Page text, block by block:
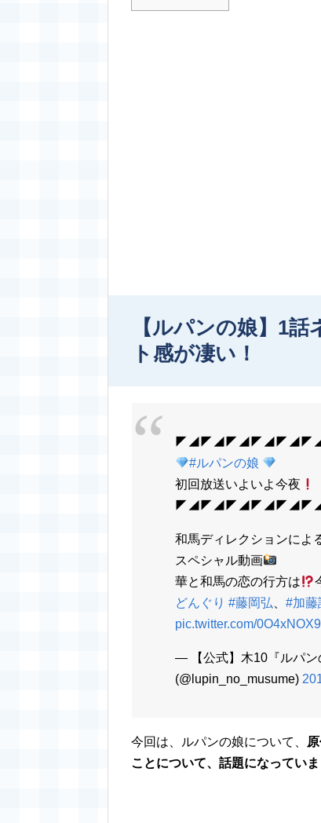
【ルパンの娘】1
ト感が凄い！
#ルパンの娘
初回放送いよいよ今夜
和馬ディレクションによ
スペシャル動画
華と和馬の恋の行方は
どんぐり #藤岡弘 #加藤
pic.twitter.com/
— 【公式】木10『ルパン
(@lupin_no_musume)
今回は、ルパンの娘について、
ことについて、話題になってい